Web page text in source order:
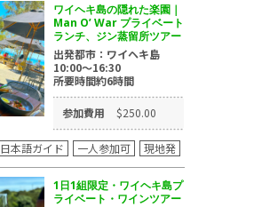
ワイヘキ島の隠れた楽園｜
Man O’ War プライベート
ランチ、ジン蒸留所ツアー
出発都市：ワイヘキ島
10:00～16:30
所要時間約6時間
参加費用 $250.00
日本語ガイド 一人参加可 現地発
1⽇1組限定・ワイヘキ島プ
ライベート・ワインツアー